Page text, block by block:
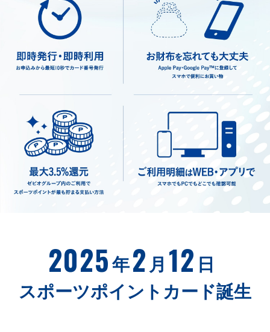
カード一覧
スポーツポイントカード
スポーツポイントカード ゴールド
ゴールドポイントプログラム
お申し込みの流れ
お申し込み
2025 年2 月 12 日
スポーツポイントカード誕生